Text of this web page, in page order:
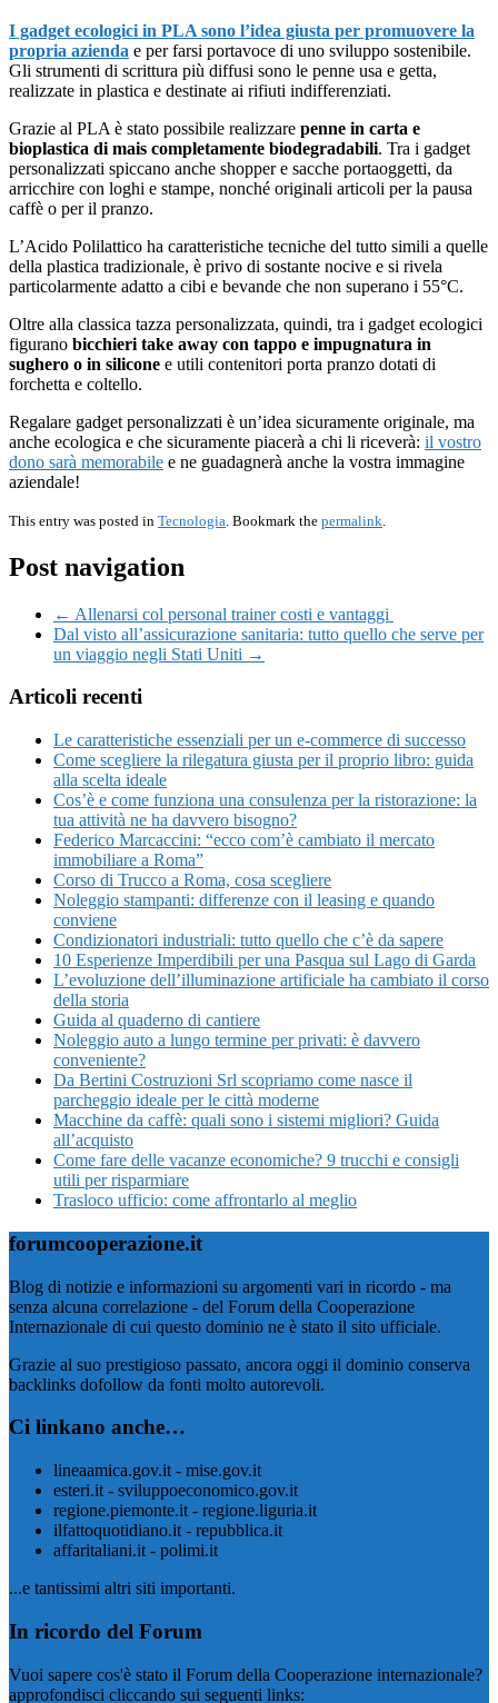
I gadget ecologici in PLA sono l’idea giusta per promuovere la
propria azienda e per farsi portavoce di uno sviluppo sostenibile.
Gli strumenti di scrittura più diffusi sono le penne usa e getta,
realizzate in plastica e destinate ai rifiuti indifferenziati.
Grazie al PLA è stato possibile realizzare penne in carta e
bioplastica di mais completamente biodegradabili. Tra i gadget
personalizzati spiccano anche shopper e sacche portaoggetti, da
arricchire con loghi e stampe, nonché originali articoli per la pausa
caffè o per il pranzo.
L’Acido Polilattico ha caratteristiche tecniche del tutto simili a quelle
della plastica tradizionale, è privo di sostante nocive e si rivela
particolarmente adatto a cibi e bevande che non superano i 55°C.
Oltre alla classica tazza personalizzata, quindi, tra i gadget ecologici
figurano bicchieri take away con tappo e impugnatura in
sughero o in silicone e utili contenitori porta pranzo dotati di
forchetta e coltello.
Regalare gadget personalizzati è un’idea sicuramente originale, ma
anche ecologica e che sicuramente piacerà a chi li riceverà: il vostro
dono sarà memorabile e ne guadagnerà anche la vostra immagine
aziendale!
This entry was posted in Tecnologia . Bookmark the permalink
Post navigation
← Allenarsi col personal trainer costi e vantaggi
Dal visto all’assicurazione sanitaria: tutto quello che serve per
un viaggio negli Stati Uniti →
Articoli recenti
Le caratteristiche essenziali per un e-commerce di successo
Come scegliere la rilegatura giusta per il proprio libro: guida
alla scelta ideale
Cos’è e come funziona una consulenza per la ristorazione: la
tua attività ne ha davvero bisogno?
Federico Marcaccini: “ecco com’è cambiato il mercato
immobiliare a Roma”
Corso di Trucco a Roma, cosa scegliere
Noleggio stampanti: differenze con il leasing e quando
conviene
Condizionatori industriali: tutto quello che c’è da sapere
10 Esperienze Imperdibili per una Pasqua sul Lago di Garda
L’evoluzione dell’illuminazione artificiale ha cambiato il corso
della storia
Guida al quaderno di cantiere
Noleggio auto a lungo termine per privati: è davvero
conveniente?
Da Bertini Costruzioni Srl scopriamo come nasce il
parcheggio ideale per le città moderne
Macchine da caffè: quali sono i sistemi migliori? Guida
all’acquisto
Come fare delle vacanze economiche? 9 trucchi e consigli
utili per risparmiare
Trasloco ufficio: come affrontarlo al meglio
forumcooperazione.it
Blog di notizie e informazioni su argomenti vari in ricordo - ma
senza alcuna correlazione - del Forum della Cooperazione
Internazionale di cui questo dominio ne è stato il sito ufficiale.
Grazie al suo prestigioso passato, ancora oggi il dominio conserva
backlinks dofollow da fonti molto autorevoli.
Ci linkano anche…
lineaamica.gov.it - mise.gov.it
esteri.it - sviluppoeconomico.gov.it
regione.piemonte.it - regione.liguria.it
ilfattoquotidiano.it - repubblica.it
affaritaliani.it - polimi.it
...e tantissimi altri siti importanti.
In ricordo del Forum
Vuoi sapere cos'è stato il Forum della Cooperazione internazionale?
approfondisci cliccando sui seguenti links: